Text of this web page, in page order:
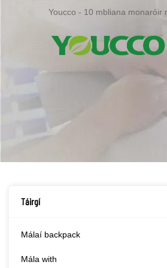
Youcco - 10 mbliana monaróir
Táirgí
Málaí backpack
Mála with